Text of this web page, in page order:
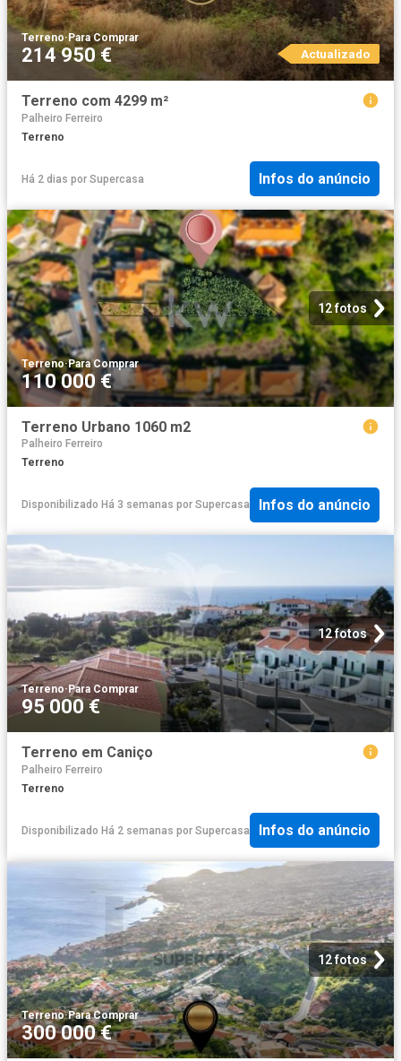
Terreno· Para Comprar
214 950 € Actualizado
Terreno com 4299 m²
Palheiro Ferreiro
Terreno
Há 2 dias por Supercasa Infos do anúncio
12 fotos
Terreno·Para Comprar
110 000 €
Terreno Urbano 1060 m2
Palheiro Ferreiro
Terreno
Disponibilizado Há 3 semanas por Supercasa Infos do anúncio
12 fotos
Terreno· Para Comprar
95 000 €
Terreno em Caniço
Palheiro Ferreiro
Terreno
Disponibilizado Há 2 semanas por Supercasa Infos do anúncio
12 fotos
Terreno·Para Comprar
300 000 €